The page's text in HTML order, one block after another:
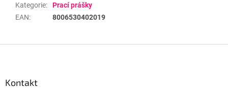
Kategorie:
Prací prášky
EAN: 8006530402019
Kontakt